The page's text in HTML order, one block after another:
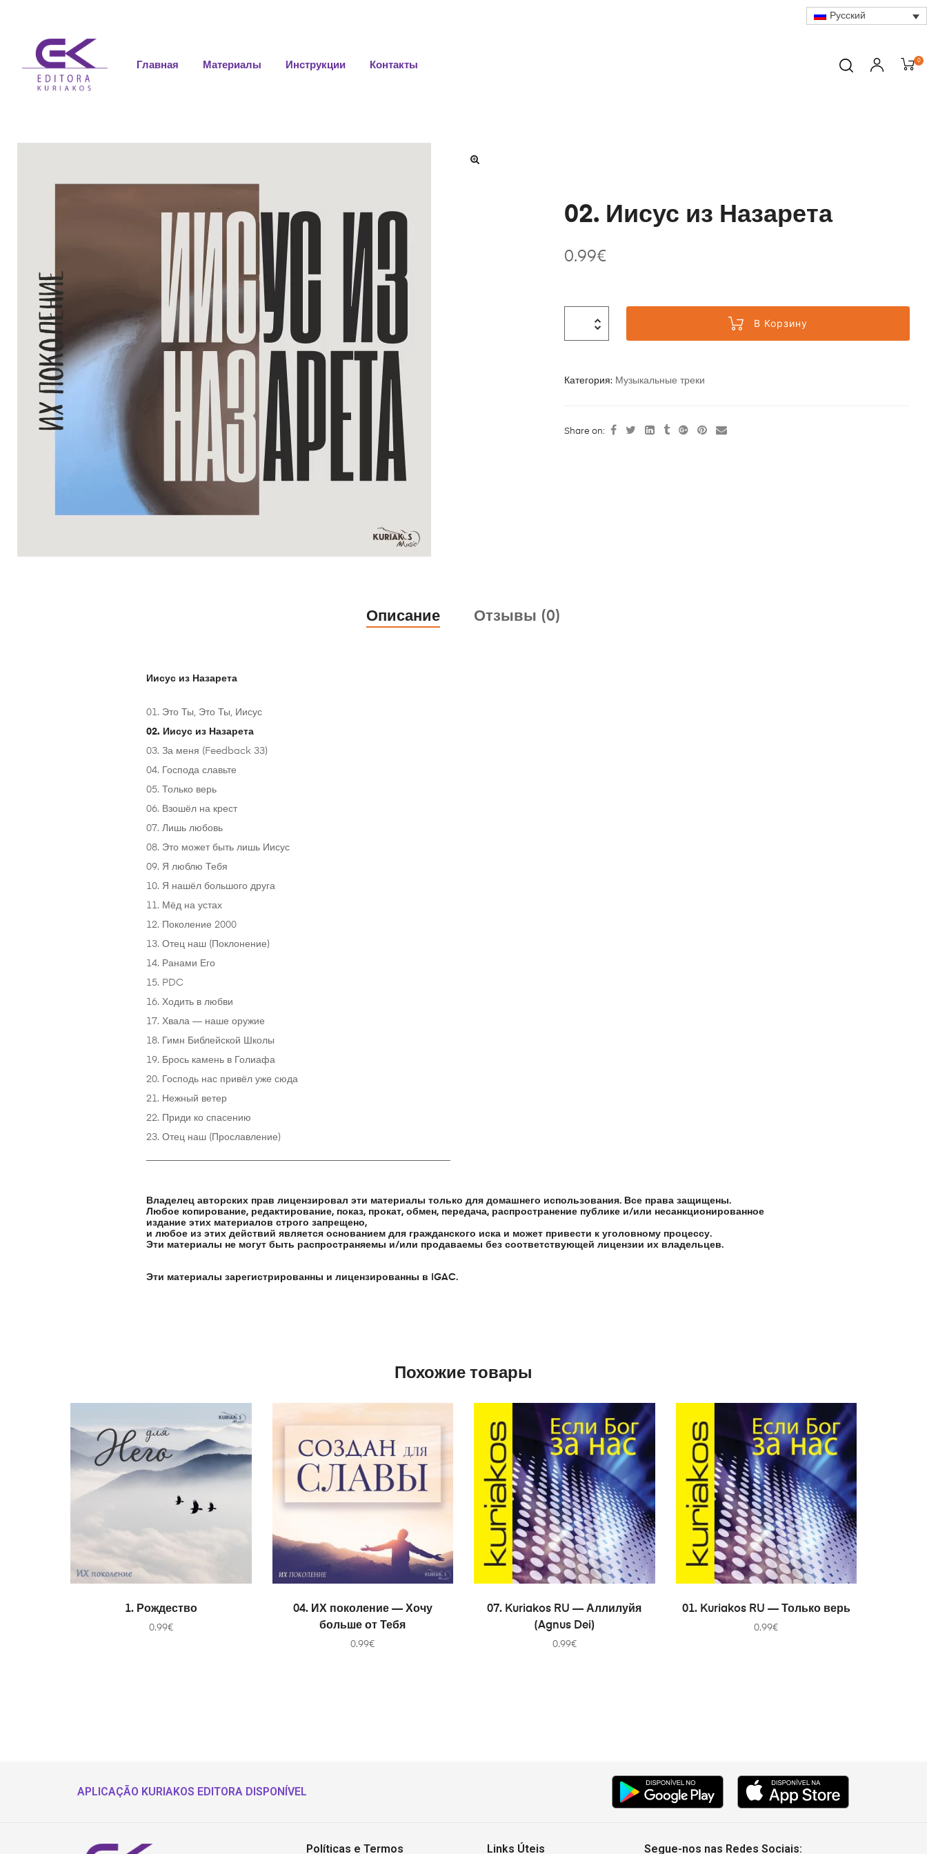
Русский
Главная Материалы Инструкции Контакты 0
02. Иисус из Назарета
0.99€
В Корзину
Категория: Музыкальные треки
Share on:
Описание Отзывы (0)
Иисус из Назарета
01. Это Ты, Это Ты, Иисус
02. Иисус из Назарета
03. За меня (Feedback 33)
04. Господа славьте
05. Только верь
06. Взошёл на крест
07. Лишь любовь
08. Это может быть лишь Иисус
09. Я люблю Тебя
10. Я нашёл большого друга
11. Мёд на устах
12. Поколение 2000
13. Отец наш (Поклонение)
14. Ранами Его
15. PDC
16. Ходить в любви
17. Хвала — наше оружие
18. Гимн Библейской Школы
19. Брось камень в Голиафа
20. Господь нас привёл уже сюда
21. Нежный ветер
22. Приди ко спасению
23. Отец наш (Прославление)
Владелец авторских прав лицензировал эти материалы только для домашнего использования. Все права защищены.
Любое копирование, редактирование, показ, прокат, обмен, передача, распространение публике и/или несанкционированное
издание этих материалов строго запрещено,
и любое из этих действий является основанием для гражданского иска и может привести к уголовному процессу.
Эти материалы не могут быть распространяемы и/или продаваемы без соответствующей лицензии их владельцев.
Эти материалы зарегистрированны и лицензированны в IGAC.
Похожие товары
В КОРЗИНУ
1. Рождество
0.99€
В КОРЗИНУ
04. ИХ поколение — Хочу
больше от Тебя
0.99€
В КОРЗИНУ
07. Kuriakos RU — Аллилуйя
(Agnus Dei)
0.99€
В КОРЗИНУ
01. Kuriakos RU — Только верь
0.99€
APLICAÇÃO KURIAKOS EDITORA DISPONÍVEL
Políticas e Termos Links Úteis Segue-nos nas Redes Sociais: